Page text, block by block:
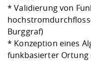
* Validierung von
Burggraf)
* Konzeption eines
funkbasierter Ortung